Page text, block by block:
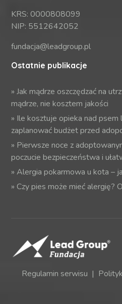
KRS: 0000808099
NIP: 5512642052
fundacja@leadgroup.pl
Ostatnie publikacje
»Jak mądrze oszczędzać na
mądrze, nie kosztem jakości
» Ile kosztuje opieka nad psem
zaplanować budżet przed
» Pierwsze noce z
poczucie bezpieczeństwa i
»Alergia pokarmowa u kota –
»Czy pies może mieć alergię?
Regulamin serwisu |